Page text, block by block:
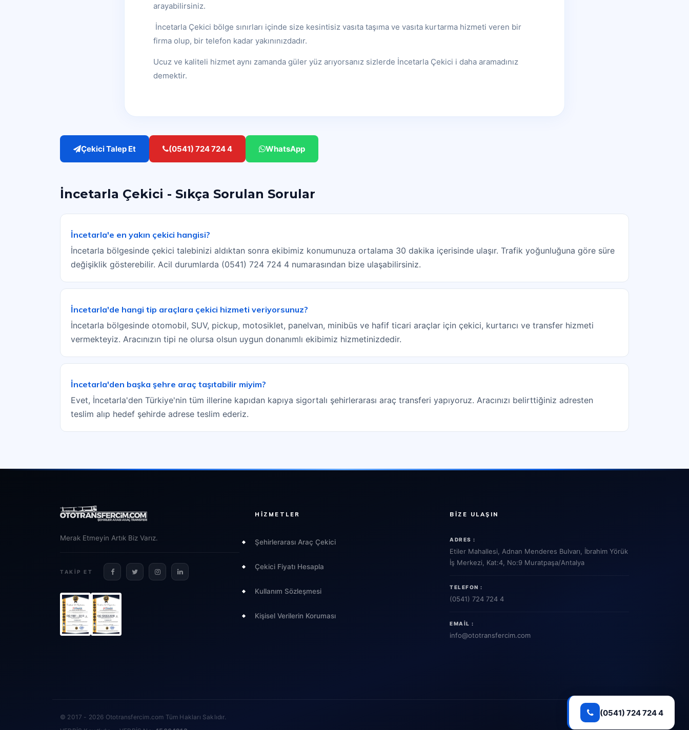
arayabilirsiniz.
İncetarla Çekici bölge sınırları içinde size kesintisiz vasıta taşıma ve vasıta kurtarma hizmeti veren bir
firma olup, bir telefon kadar yakınınızdadır.
Ucuz ve kaliteli hizmet aynı zamanda güler yüz arıyorsanız sizlerde İncetarla Çekici i daha aramadınız
demektir.
Çekici Talep Et (0541) 724 724 4 WhatsApp
İncetarla Çekici - Sıkça Sorulan Sorular
İncetarla'e en yakın çekici hangisi?
İncetarla bölgesinde çekici talebinizi aldıktan sonra ekibimiz konumunuza ortalama 30 dakika içerisinde ulaşır. Trafik yoğunluğuna göre süre
değişiklik gösterebilir. Acil durumlarda (0541) 724 724 4 numarasından bize ulaşabilirsiniz.
İncetarla'de hangi tip araçlara çekici hizmeti veriyorsunuz?
İncetarla bölgesinde otomobil, SUV, pickup, motosiklet, panelvan, minibüs ve hafif ticari araçlar için çekici, kurtarıcı ve transfer hizmeti
vermekteyiz. Aracınızın tipi ne olursa olsun uygun donanımlı ekibimiz hizmetinizdedir.
İncetarla'den başka şehre araç taşıtabilir miyim?
Evet, İncetarla'den Türkiye'nin tüm illerine kapıdan kapıya sigortalı şehirlerarası araç transferi yapıyoruz. Aracınızı belirttiğiniz adresten
teslim alıp hedef şehirde adrese teslim ederiz.
Merak Etmeyin Artık Biz Varız.
TAKIP ET
HIZMETLER
Şehirlerarası Araç Çekici
Çekici Fiyatı Hesapla
Kullanım Sözleşmesi
Kişisel Verilerin Koruması
BIZE ULAŞIN
ADRES :
Etiler Mahallesi, Adnan Menderes Bulvarı, İbrahim Yörük
İş Merkezi, Kat:4, No:9 Muratpaşa/Antalya
TELEFON :
(0541) 724 724 4
EMAIL :
info@ototransfercim.com
© 2017 - 2026 Ototransfercim.com Tüm Hakları Saklıdır.
Gizlilik Politikası
(0541) 724 724 4